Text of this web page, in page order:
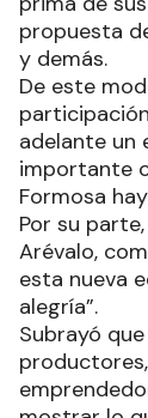
propuesta
y demás.
De este
adelante un
importante
Formosa
Por su
Arévalo,
esta nueva
alegría”.
Subrayó